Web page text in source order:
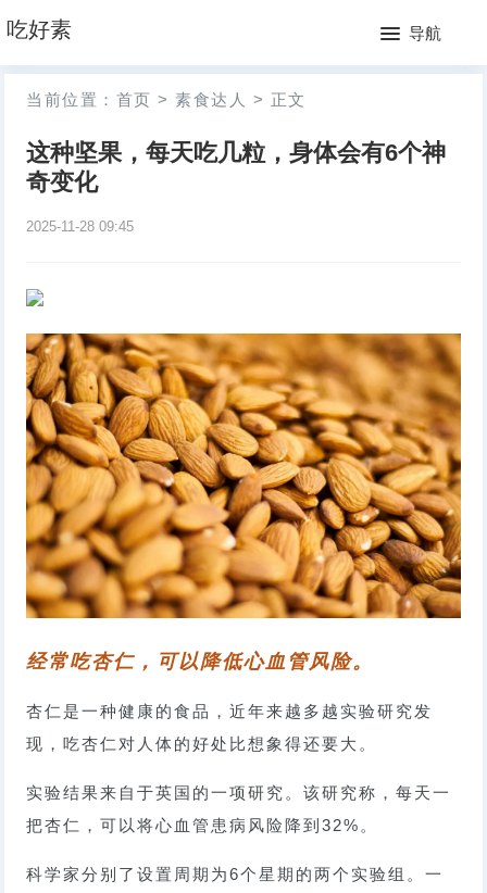
吃好素 导航
网
站
月
当前位置： 首页 > 素食达人 > 正文
这种坚果，每天吃几粒，身体会有6个神
奇变化
2025-11-28 09:45
经常吃杏仁，可以降低心血管风险。
杏仁是一种健康的食品，近年来越多越实验研究发
现，吃杏仁对人体的好处比想象得还要大。
实验结果来自于英国的一项研究。该研究称，每天一
把杏仁，可以将心血管患病风险降到32%。
科学家分别了设置周期为6个星期的两个实验组。一